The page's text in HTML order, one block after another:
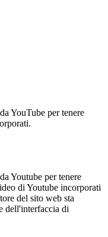
YouTube per tenere
Youtube per tenere
di Youtube incorporati
del sito web sta
dell'interfaccia di